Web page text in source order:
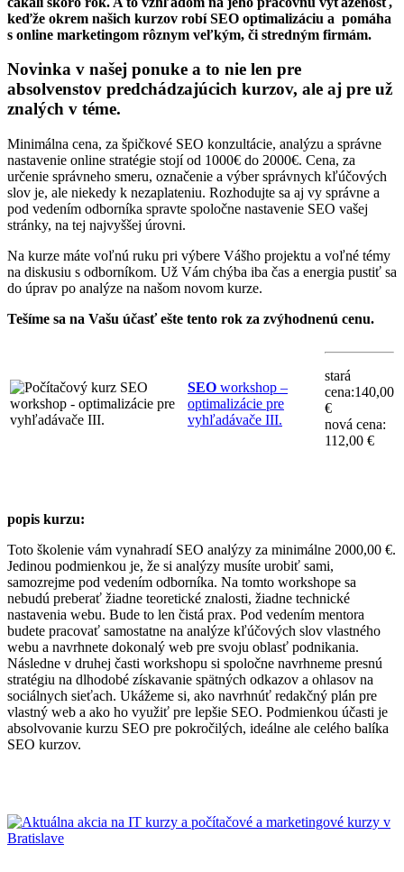
keďže okrem našich kurzov robí SEO optimalizáciu a pomáha
s online marketingom rôznym veľkým, či stredným firmám.
Novinka v našej ponuke a to nie len pre
absolvenstov predchádzajúcich kurzov, ale aj pre už
znalých v téme.
Minimálna cena, za špičkové SEO konzultácie, analýzu a správne
nastavenie online stratégie stojí od 1000€ do 2000€. Cena, za
určenie správneho smeru, označenie a výber správnych kľúčových
slov je, ale niekedy k nezaplateniu. Rozhodujte sa aj vy správne a
pod vedením odborníka spravte spoločne nastavenie SEO vašej
stránky, na tej najvyššej úrovni.
Na kurze máte voľnú ruku pri výbere Vášho projektu a voľné témy
na diskusiu s odborníkom. Už Vám chýba iba čas a energia pustiť sa
do úprav po analýze na našom novom kurze.
Tešíme sa na Vašu účasť ešte tento rok za zvýhodnenú cenu.
SEO workshop –
optimalizácie pre
vyhľadávače III.
stará
cena:140,00
€
nová cena:
112,00 €
popis kurzu:
Toto školenie vám vynahradí SEO analýzy za minimálne 2000,00 €.
Jedinou podmienkou je, že si analýzy musíte urobiť sami,
samozrejme pod vedením odborníka. Na tomto workshope sa
nebudú preberať žiadne teoretické znalosti, žiadne technické
nastavenia webu. Bude to len čistá prax. Pod vedením mentora
budete pracovať samostatne na analýze kľúčových slov vlastného
webu a navrhnete dokonalý web pre svoju oblasť podnikania.
Následne v druhej časti workshopu si spoločne navrhneme presnú
stratégiu na dlhodobé získavanie spätných odkazov a ohlasov na
sociálnych sieťach. Ukážeme si, ako navrhnúť redakčný plán pre
vlastný web a ako ho využiť pre lepšie SEO. Podmienkou účasti je
absolvovanie kurzu SEO pre pokročilých, ideálne ale celého balíka
SEO kurzov.